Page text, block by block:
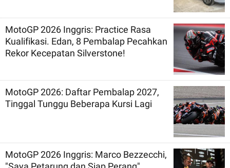
MotoGP 2026 Inggris: Practice Rasa
Kualifikasi. Edan, 8 Pembalap Pecahkan
Rekor Kecepatan Silverstone!
MotoGP 2026: Daftar Pembalap 2027,
Tinggal Tunggu Beberapa Kursi Lagi
MotoGP 2026 Inggris: Marco Bezzecchi,